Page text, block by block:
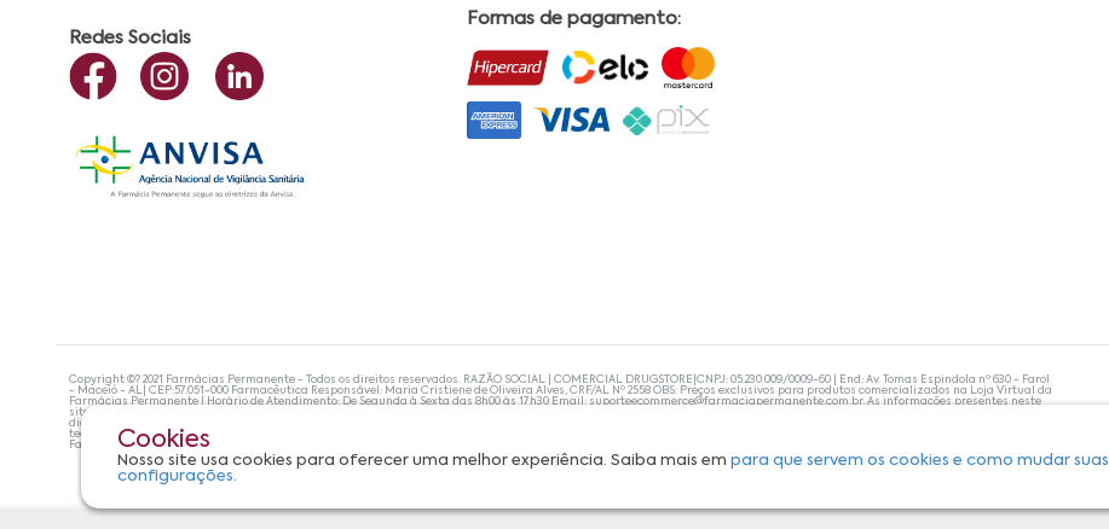
Cookies
Nosso site usa cookies para oferecer uma melhor experiência. Saiba mais empara que servem os cookies e como mudar suas
configurações.
Redes Sociais
Formas de pagamento:
Copyright ©? 2021 Farmácias Permanente - Todos os direitos reservados. RAZÃO SOCIAL | COMERCIAL DRUGSTORE|CNPJ: 05.230.009/0009-60 | End: Av. Tomas Espindola nº 630 - Farol
- Maceió - AL| CEP:57.051-000 Farmacêutica Responsável: Maria Cristiene de Oliveira Alves, CRF/AL Nº 2558 OBS: Preços exclusivos para produtos comercializados na Loja Virtual da
Farmácias Permanente | Horário de Atendimento: De Segunda à Sexta das 8h00 às 17h30 Email: suporteecommerce@farmaciapermanente.com.br. As informações presentes neste
site não devem ser utilizadas para automedicação e, de forma alguma, substituem as orientações de um profissional da área médica. Apenas o médico está capacitado para
diagnosticar problemas de saúde e prescrever o tratamento adequado. Se os sintomas persistirem, um médico deve ser consultado. A Farmácia Permanente trabalha com as
tecnologias mais avançadas de proteção de dados, para que você possa realizar suas compras com tranquilidade. A privacidade e a segurança dos clientes são compromissos da
Farmácias Permanente. Todos os pedidos efetuados estão sujeitos à confirmação da disponibilidade de produto em nosso estoque.